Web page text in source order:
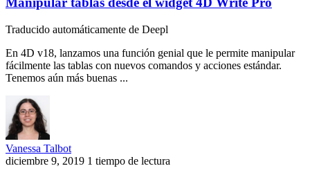
Traducido automáticamente de Deepl
En 4D v18, lanzamos una función genial que le permite manipular
fácilmente las tablas con nuevos comandos y acciones estándar.
Tenemos aún más buenas ...
Vanessa Talbot
diciembre 9, 2019 1 tiempo de lectura